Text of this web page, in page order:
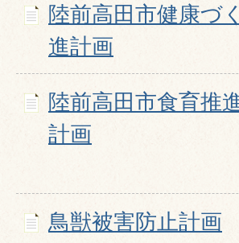
陸前高田市健康づ
進計画
陸前高田市食育推
計画
鳥獣被害防止計画